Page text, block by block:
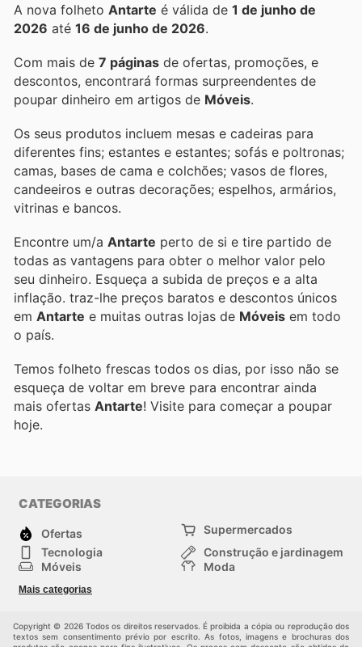
A nova folheto Antarte é válida de 1 de junho de
2026 até 16 de junho de 2026.
Com mais de 7 páginas de ofertas, promoções, e
descontos, encontrará formas surpreendentes de
poupar dinheiro em artigos de Móveis.
Os seus produtos incluem mesas e cadeiras para
diferentes fins; estantes e estantes; sofás e poltronas;
camas, bases de cama e colchões; vasos de flores,
candeeiros e outras decorações; espelhos, armários,
vitrinas e bancos.
Encontre um/a Antarte perto de si e tire partido de
todas as vantagens para obter o melhor valor pelo
seu dinheiro. Esqueça a subida de preços e a alta
inflação. traz-lhe preços baratos e descontos únicos
em Antarte e muitas outras lojas de Móveis em todo
o país.
Temos folheto frescas todos os dias, por isso não se
esqueça de voltar em breve para encontrar ainda
mais ofertas Antarte ! Visite para começar a poupar
hoje.
CATEGORIAS
Ofertas
Supermercados
Tecnologia
Construção e jardinagem
Móveis
Moda
Crianças
Mais categorias
Copyright © 2026 Todos os direitos reservados. É proibida a cópia ou reprodução dos
textos sem consentimento prévio por escrito. As fotos, imagens e brochuras dos